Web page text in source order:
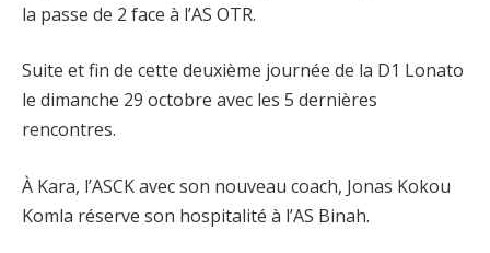
la passe de 2 face à l’AS OTR.
Suite et fin de cette deuxième journée de la D1 Lonato
le dimanche 29 octobre avec les 5 dernières
rencontres.
À Kara, l’ASCK avec son nouveau coach, Jonas Kokou
Komla réserve son hospitalité à l’AS Binah.